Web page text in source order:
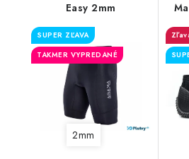
Easy 2mm
SUPER ZĽAVA
TAKMER VYPREDANÉ
2mm